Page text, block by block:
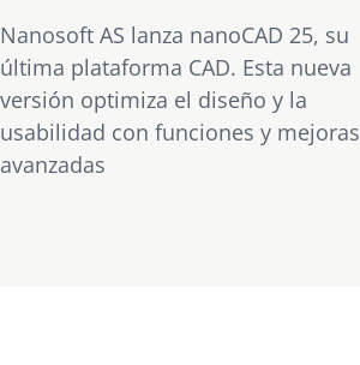
Nanosoft AS lanza nanoCAD 25, su
última plataforma CAD. Esta nueva
versión optimiza el diseño y la
usabilidad con funciones y mejoras
avanzadas